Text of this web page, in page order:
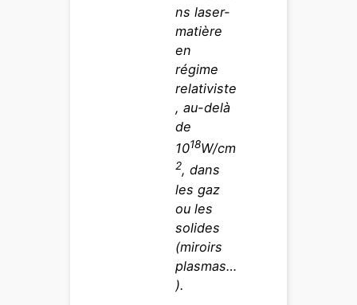
ns laser-
matière
en
régime
relativiste
, au-delà
de
1018W/cm
2, dans
les gaz
ou les
solides
(miroirs
plasmas…
).